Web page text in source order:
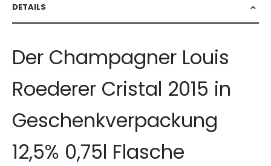
DETAILS
Der Champagner Louis
Roederer Cristal 2015 in
Geschenkverpackung
12,5% 0,75l Flasche